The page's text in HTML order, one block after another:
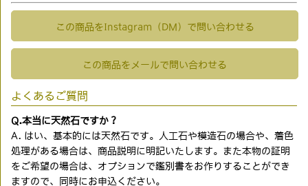
この商品をInstagram（DM）で問い合わせる
この商品をメールで問い合わせる
よくあるご質問
Q.本当に天然石ですか？
A. はい、基本的には天然石です。人工石や模造石の場合や、着色
処理がある場合は、商品説明に明記いたします。また本物の証明
をご希望の場合は、オプションで鑑別書をお作りすることができ
ますので、同時にお申込ください。